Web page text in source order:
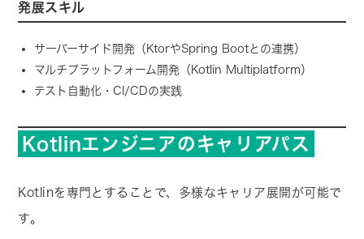
発展スキル
サーバーサイド開発（KtorやSpring Bootとの連携）
マルチプラットフォーム開発（Kotlin Multiplatform）
テスト自動化・CI/CDの実践
Kotlinエンジニアのキャリアパス
Kotlinを専門とすることで、多様なキャリア展開が可能で
す。